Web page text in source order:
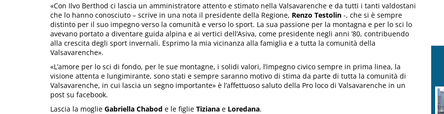
«Con Ilvo Berthod ci lascia un amministratore attento e stimato nella Valsavarenche e da tutti i tanti valdostani
che lo hanno conosciuto – scrive in una nota il presidente della Regione, Renzo Testolin -, che si è sempre
distinto per il suo impegno verso la comunità e verso lo sport. La sua passione per la montagna e per lo sci lo
avevano portato a diventare guida alpina e ai vertici dell’Asiva, come presidente negli anni ’80, contribuendo
alla crescita degli sport invernali. Esprimo la mia vicinanza alla famiglia e a tutta la comunità della
Valsavarenche».
«L’amore per lo sci di fondo, per le sue montagne, i solidi valori, l’impegno civico sempre in prima linea, la
visione attenta e lungimirante, sono stati e sempre saranno motivo di stima da parte di tutta la comunità di
Valsavarenche, in cui lascia un segno importante» è l’affettuoso saluto della Pro loco di Valsavarenche in un
post su facebook.
Lascia la moglie Gabriella Chabod e le figlie Tiziana e Loredana.